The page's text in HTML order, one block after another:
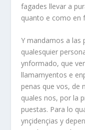
fagades llevar a
quanto e como en
Y mandamos a las
qualesquier
ynformado, que
llamamyentos e
penas que vos, de
quales nos, por la
puestas. Para lo
ynçidençias y